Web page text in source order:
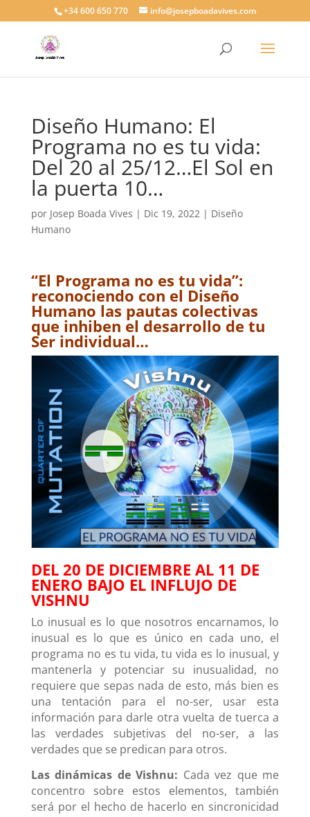
+34 600 650 770 info@josepboadavives.com
Diseño Humano: El
Programa no es tu vida:
Del 20 al 25/12…El Sol en
la puerta 10…
por Josep Boada Vives | Dic 19, 2022| Diseño
Humano
“El Programa no es tu vida”:
reconociendo con el Diseño
Humano las pautas colectivas
que inhiben el desarrollo de tu
Ser individual…
DEL 20 DE DICIEMBRE AL 11 DE
ENERO BAJO EL INFLUJO DE
VISHNU
Lo inusual es lo que nosotros encarnamos, lo
inusual es lo que es único en cada uno, el
programa no es tu vida, tu vida es lo inusual, y
mantenerla y potenciar su inusualidad, no
requiere que sepas nada de esto, más bien es
una tentación para el no-ser, usar esta
información para darle otra vuelta de tuerca a
las verdades subjetivas del no-ser, a las
verdades que se predican para otros.
Las dinámicas de Vishnu: Cada vez que me
concentro sobre estos elementos, también
será por el hecho de hacerlo en sincronicidad